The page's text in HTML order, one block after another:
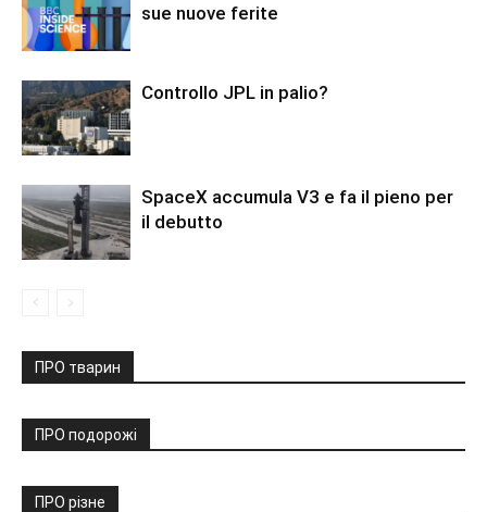
sue nuove ferite
Controllo JPL in palio?
SpaceX accumula V3 e fa il pieno per
il debutto
ПРО тварин
ПРО подорожі
ПРО різне